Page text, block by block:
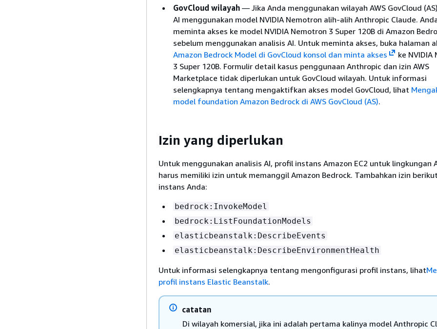
GovCloud wilayah — Jika Anda menggunakan wilayah AWS GovCloud
AI menggunakan model NVIDIA Nemotron alih-alih Anthropic Claude.
meminta akses ke model NVIDIA Nemotron 3 Super 120B di Amazon
sebelum menggunakan analisis AI. Untuk meminta akses, buka halaman
Amazon Bedrock Model di GovCloud konsol dan minta akses
ke NVIDIA
3 Super 120B. Formulir detail kasus penggunaan Anthropic dan izin AWS
Marketplace tidak diperlukan untuk GovCloud wilayah. Untuk informasi
selengkapnya tentang mengaktifkan akses model GovCloud, lihat
model foundation Amazon Bedrock di AWS GovCloud (AS).
Izin yang diperlukan
Untuk menggunakan analisis AI, profil instans Amazon EC2 untuk lingkungan
harus memiliki izin untuk memanggil Amazon Bedrock. Tambahkan izin
instans Anda:
bedrock:InvokeModel
bedrock:ListFoundationModels
elasticbeanstalk:DescribeEvents
elasticbeanstalk:DescribeEnvironmentHealth
Untuk informasi selengkapnya tentang mengonfigurasi profil instans, lihat
profil instans Elastic Beanstalk.
catatan
Di wilayah komersial, jika ini adalah pertama kalinya model Anthropic